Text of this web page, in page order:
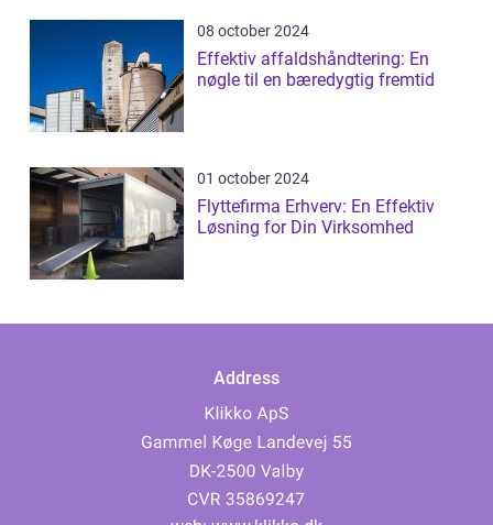
08 october 2024
Effektiv affaldshåndtering: En
nøgle til en bæredygtig fremtid
01 october 2024
Flyttefirma Erhverv: En Effektiv
Løsning for Din Virksomhed
Address